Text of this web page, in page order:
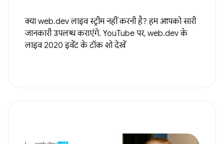
क्या web.dev लाइव स्ट्रीम नहीं करनी है? हम आपको सारी
जानकारी उपलब्ध कराएंगे. YouTube पर, web.dev के
लाइव 2020 इवेंट के टॉक शो देखें